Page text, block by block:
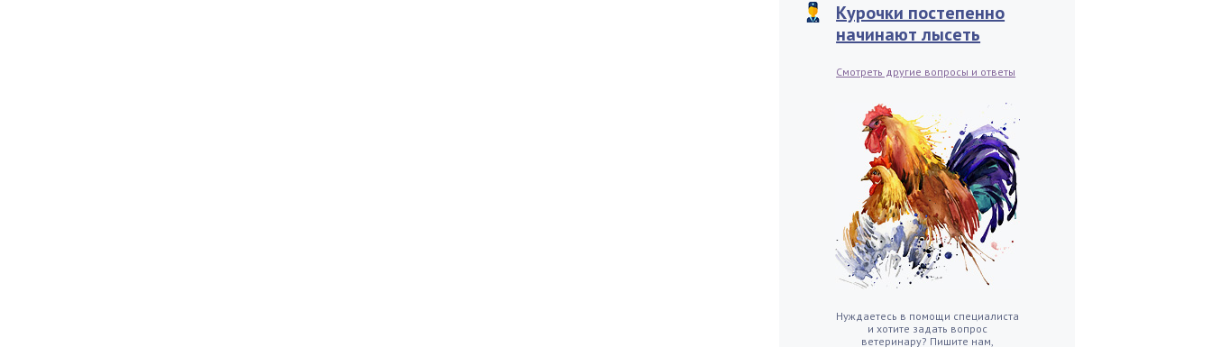
Курочки постепенно
начинают лысеть
Смотреть другие вопросы и ответы
Нуждаетесь в помощи специалиста
и хотите задать вопрос
ветеринару? Пишите нам,